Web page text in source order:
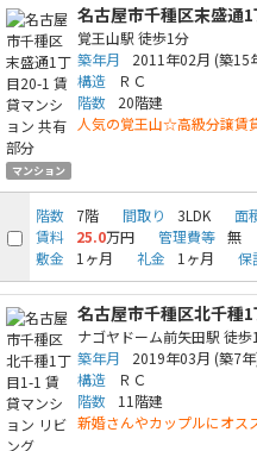
マンション
名古屋市千種区末盛通
覚王山駅 徒歩1分
築年月
2011年02月 (築15
構造
ＲＣ
階数
20階建
人気の覚王山☆高級分譲賃
階数 7階 間取り 3LDK 面
賃料 25.0万円 管理費等 無
敷金
1ヶ月 礼金 1ヶ月 保
名古屋市千種区北千種
ナゴヤドーム前矢田駅 徒歩
築年月
2019年03月 (築7
構造
ＲＣ
階数
11階建
新婚さんやカップルにオ